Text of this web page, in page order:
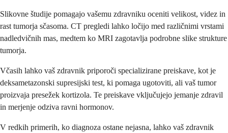
Slikovne študije pomagajo vašemu zdravniku oceniti velikost, videz in
rast tumorja sčasoma. CT pregledi lahko ločijo med različnimi vrstami
nadledvičnih mas, medtem ko MRI zagotavlja podrobne slike strukture
tumorja.
Včasih lahko vaš zdravnik priporoči specializirane preiskave, kot je
deksametazonski supresijski test, ki pomaga ugotoviti, ali vaš tumor
proizvaja presežek kortizola. Te preiskave vključujejo jemanje zdravil
in merjenje odziva ravni hormonov.
V redkih primerih, ko diagnoza ostane nejasna, lahko vaš zdravnik